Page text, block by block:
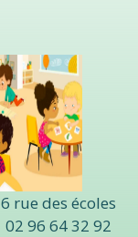
6 rue des écoles
02 96 64 32 92